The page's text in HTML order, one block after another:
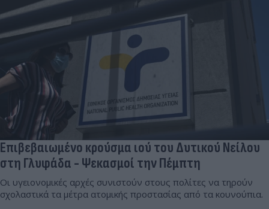
Επιβεβαιωμένο κρούσμα ιού του Δυτικού Νείλου
στη Γλυφάδα - Ψεκασμοί την Πέμπτη
Οι υγειονομικές αρχές συνιστούν στους πολίτες να τηρούν
σχολαστικά τα μέτρα ατομικής προστασίας από τα κουνούπια.